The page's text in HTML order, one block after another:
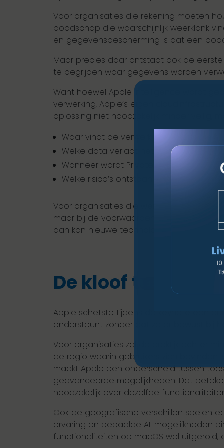
Voor organisaties die rekening moeten
boodschap die waarschijnlijk weerklank
en gegevensbescherming is dat een
Maar precies daar ontstaat ook de
te begrijpen waar gegevens worden
Want hoewel Apple Intelligence wordt
verwerking, Apple’s eigen
oplossing niet noodzakelijk minder veilig,
Waar vindt de verwerking van gegevens
Welke data verlaat het toestel en welke
Wanneer wordt Private Cloud Compute
Welke risico’s ontstaan wanneer
Voor organisaties die werken binnen
maar bij de voorwaarden. Vragen rond
dan kan nieuwe technologie met
De kloof tussen
Apple schetste tijdens de keynote een
ondersteunt zonder dat ze er bewust bij
Voor organisaties zal de praktijk echter
de regio waarin gebruikers zich
maakt Apple een onderscheid tussen
geavanceerde mogelijkheden. Dat
noodzakelijk over dezelfde
Ook de geografische verschillen spelen
ervaring en bepaalde AI-mogelijkheden
functionaliteiten op macOS wel